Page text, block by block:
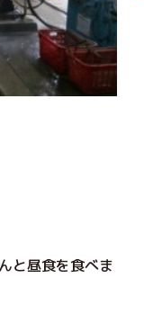
と昼食を食べま